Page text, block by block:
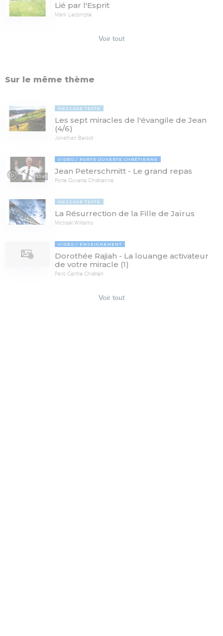
Lié par l'Esprit
Mark Lecompte
Voir tout
Sur le même thème
MESSAGE TEXTE
Les sept miracles de l'évangile de Jean
(4/6)
Jonathan Bersot
50:40
VIDÉO PORTE OUVERTE CHRÉTIENNE
Jean Peterschmitt - Le grand repas
Porte Ouverte Chrétienne
MESSAGE TEXTE
La Résurrection de la Fille de Jaïrus
Michaël Williams
VIDÉO ENSEIGNEMENT
Dorothée Rajiah - La louange activateur
de votre miracle (1)
Paris Centre Chrétien
Voir tout